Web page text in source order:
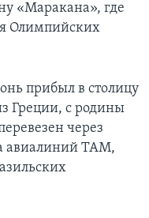
«Маракана», где
Олимпийских
прибыл в столицу
Греции, с родины
через
авиалиний TAM,